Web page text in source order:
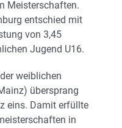
Meisterschaften.
entschied mit
von 3,45
Jugend U16.
weiblichen
übersprang
eins. Damit erfüllte
in